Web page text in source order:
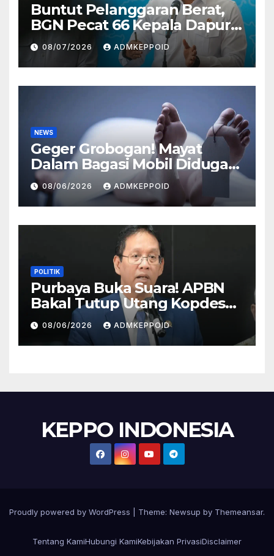
Buntut Pelanggaran Berat,
BGN Pecat 66 Kepala Dapur
MBG dan Ungkap Alasannya
08/07/2026 ADMKEPPOID
NEWS
Geger Grobogan! Mayat
Dalam Bagasi Mobil Diduga
Terkait Hilangnya Bos Konter
HP
08/06/2026 ADMKEPPOID
POLITIK
Purbaya Buka Suara! APBN
Bakal Tutup Utang Kopdes
Rp 240 Triliun, Cicilan Rp 40
Triliun per Tahun
08/06/2026 ADMKEPPOID
KEPPO INDONESIA
Proudly powered by WordPress Theme: Newsup by Themeansar.
Tentang KamiHubungi KamiKebijakan PrivasiDisclaimer